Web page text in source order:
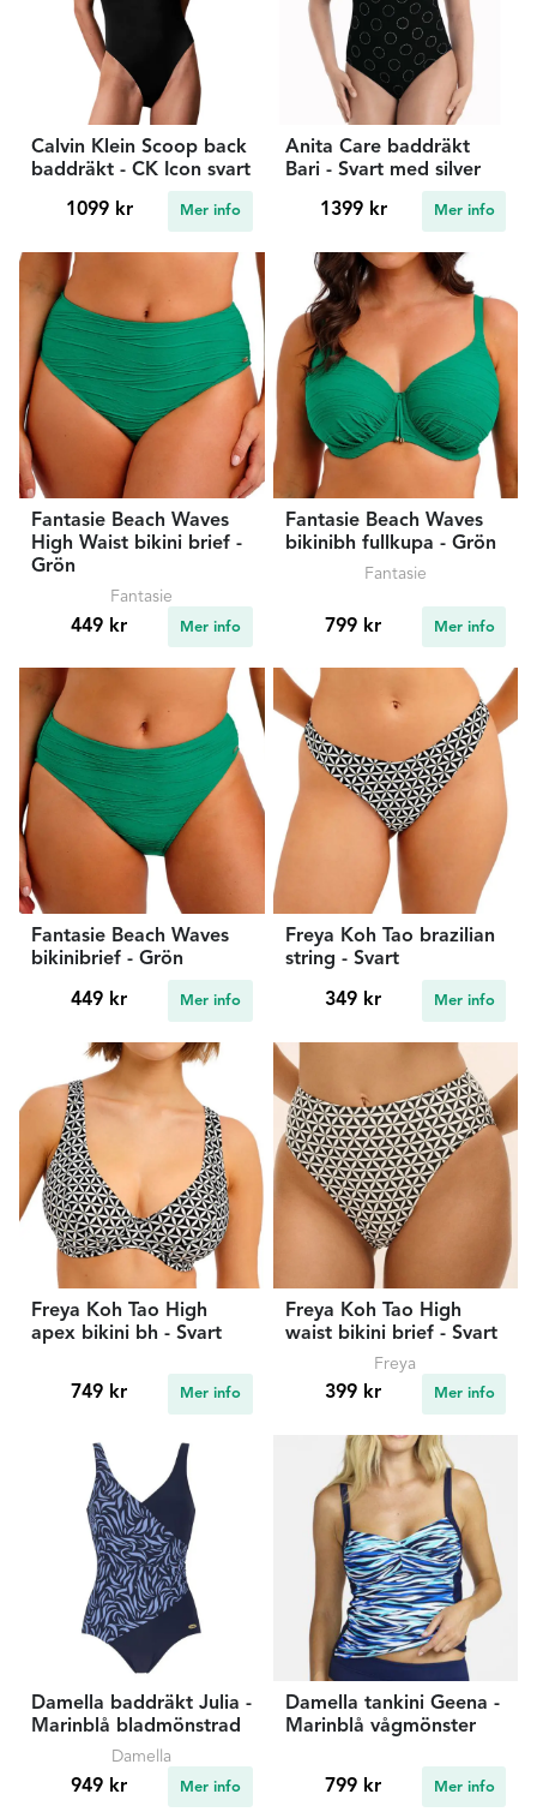
Calvin Klein Scoop back
baddräkt - CK Icon svart
1099 kr Mer info
Anita Care baddräkt
Bari - Svart med silver
1399 kr Mer info
Fantasie Beach Waves
High Waist bikini brief -
Grön
Fantasie
449 kr Mer info
Fantasie Beach Waves
bikinibh fullkupa - Grön
Fantasie
799 kr Mer info
Fantasie Beach Waves
bikinibrief - Grön
449 kr Mer info
Freya Koh Tao brazilian
string - Svart
349 kr Mer info
Freya Koh Tao High
apex bikini bh - Svart
749 kr Mer info
Freya Koh Tao High
waist bikini brief - Svart
Freya
399 kr Mer info
Damella baddräkt Julia -
Marinblå bladmönstrad
Damella
949 kr Mer info
Damella tankini Geena -
Marinblå vågmönster
799 kr Mer info